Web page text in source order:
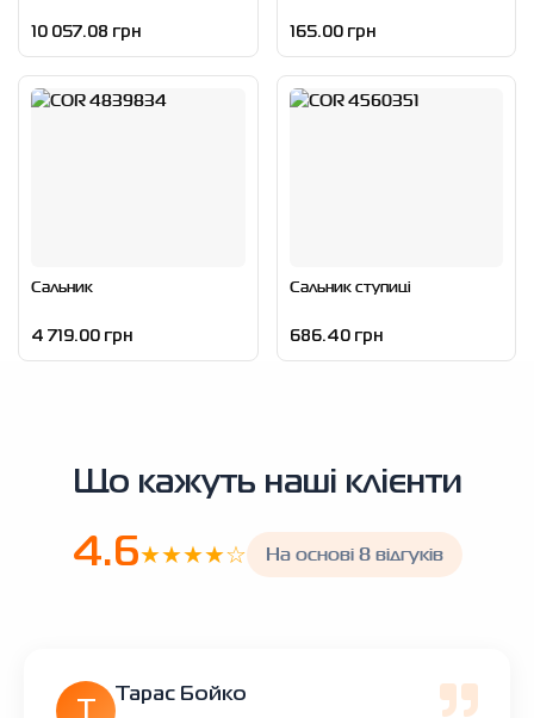
10 057.08 грн 165.00 грн
Сальник
4 719.00 грн
Сальник ступиці
686.40 грн
Що кажуть наші клієнти
4.6★★★★☆ На основі 8 відгуків
Тарас Бойко